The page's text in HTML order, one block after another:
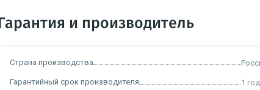
Гарантия и производитель
Страна производства
Гарантийный срок производителя 1 год